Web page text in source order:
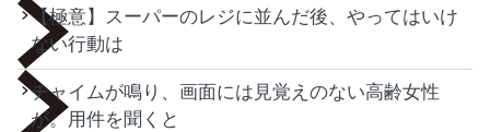
【極意】スーパーのレジに並んだ後、やってはいけ
ない行動は
チャイムが鳴り、画面には見覚えのない高齢女性
が。用件を聞くと